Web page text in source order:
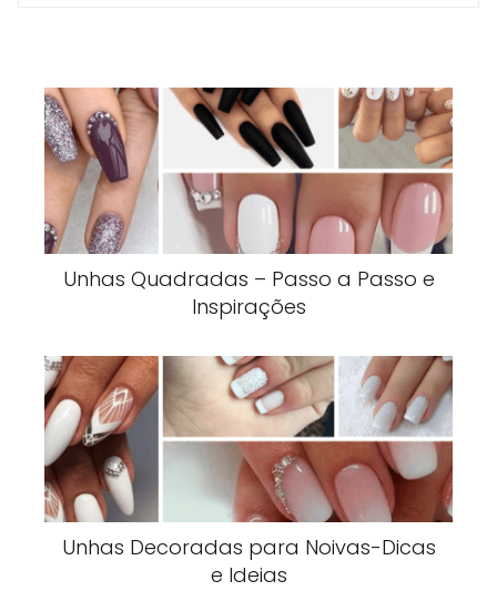
Unhas Quadradas – Passo a Passo e
Inspirações
Unhas Decoradas para Noivas-Dicas
e Ideias